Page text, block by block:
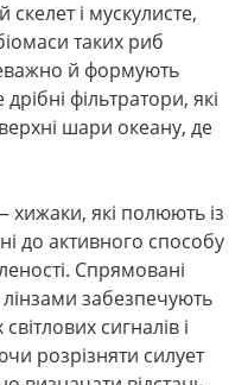
і мускулисте,
таких риб
й формують
фільтратори, які
шари океану, де
які полюють із
до активного способу
Спрямовані
забезпечують
сигналів і
розрізняти силует